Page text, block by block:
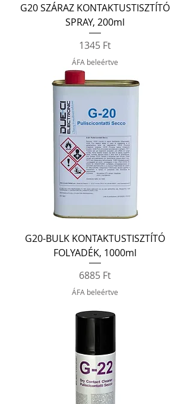
G20 SZÁRAZ KONTAKTUSTISZTÍTÓ
SPRAY, 200ml
Ár
1345 Ft
ÁFA beleértve
G20-BULK KONTAKTUSTISZTÍTÓ
FOLYADÉK, 1000ml
Ár
6885 Ft
ÁFA beleértve